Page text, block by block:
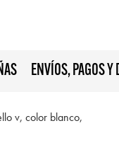
ENVÍOS, PAGOS Y
v, color blanco,